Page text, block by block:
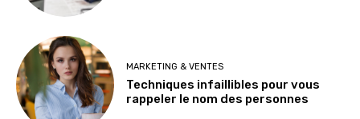
MARKETING & VENTES
Techniques infaillibles pour vous
rappeler le nom des personnes